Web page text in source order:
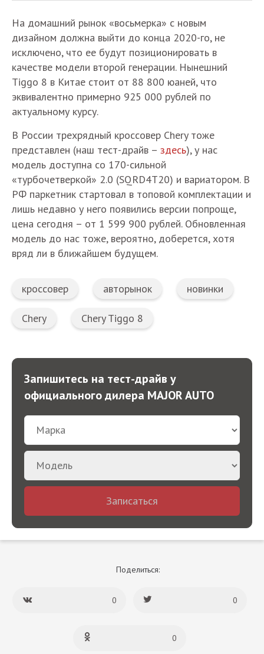
На домашний рынок «восьмерка» с новым
дизайном должна выйти до конца 2020-го, не
исключено, что ее будут позиционировать в
качестве модели второй генерации. Нынешний
Tiggo 8 в Китае стоит от 88 800 юаней, что
эквивалентно примерно 925 000 рублей по
актуальному курсу.
В России трехрядный кроссовер Chery тоже
представлен (наш тест-драйв – здесь), у нас
модель доступна со 170-сильной
«турбочетверкой» 2.0 (SQRD4T20) и вариатором. В
РФ паркетник стартовал в топовой комплектации и
лишь недавно у него появились версии попроще,
цена сегодня – от 1 599 900 рублей. Обновленная
модель до нас тоже, вероятно, доберется, хотя
вряд ли в ближайшем будущем.
кроссовер авторынок новинки
Chery Chery Tiggo 8
Запишитесь на тест-драйв у
официального дилера MAJOR AUTO
Записаться
Поделиться:
0 0
0